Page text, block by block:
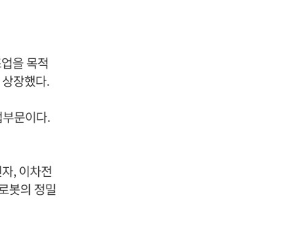
을 목적
장했다.
문이다.
, 이차전
봇의 정밀